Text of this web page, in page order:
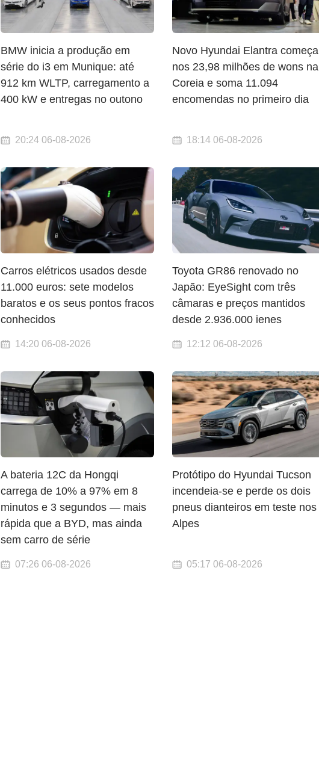
BMW inicia a produção em
série do i3 em Munique: até
912 km WLTP, carregamento a
400 kW e entregas no outono
20:24 06-08-2026
Novo Hyundai Elantra começa
nos 23,98 milhões de wons na
Coreia e soma 11.094
encomendas no primeiro dia
18:14 06-08-2026
Carros elétricos usados desde
11.000 euros: sete modelos
baratos e os seus pontos fracos
conhecidos
14:20 06-08-2026
Toyota GR86 renovado no
Japão: EyeSight com três
câmaras e preços mantidos
desde 2.936.000 ienes
12:12 06-08-2026
A bateria 12C da Hongqi
carrega de 10% a 97% em 8
minutos e 3 segundos — mais
rápida que a BYD, mas ainda
sem carro de série
07:26 06-08-2026
Protótipo do Hyundai Tucson
incendeia-se e perde os dois
pneus dianteiros em teste nos
Alpes
05:17 06-08-2026